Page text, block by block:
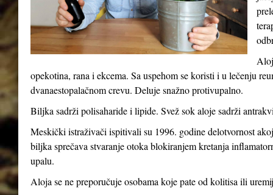
opekotina, rana i ekcema. Sa uspehom se koristi i u lečenju
dvanaestopalačnom crevu. Deluje snažno protivupalno.
Biljka sadrži polisaharide i lipide. Svež sok aloje sadrži
Meskički istraživači ispitivali su 1996. godine delotvornost
biljka sprečava stvaranje otoka blokiranjem kretanja
upalu.
Aloja se ne preporučuje osobama koje pate od kolitisa ili